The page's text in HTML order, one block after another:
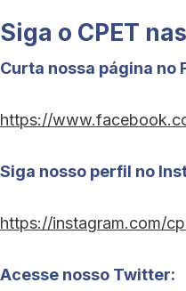
Siga o CPET
Curta nossa página no
https://
Siga nosso perfil no
https://instagram.com/
Acesse nosso Twitter: